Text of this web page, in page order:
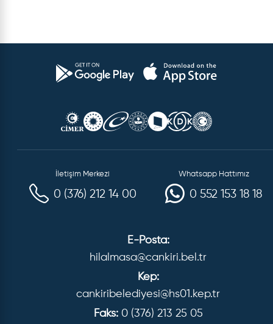
İletişim Merkezi
0 (376) 212 14 00
Whatsapp Hattımız
0 552 153 18 18
E-Posta:
hilalmasa@cankiri.bel.tr
Kep:
cankiribelediyesi@hs01.kep.tr
Faks: 0 (376) 213 25 05